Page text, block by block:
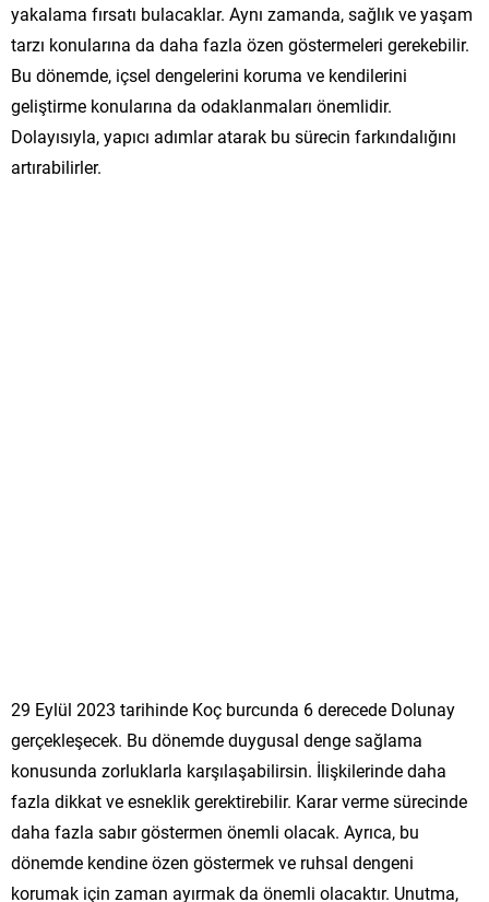
yakalama fırsatı bulacaklar. Aynı zamanda, sağlık ve yaşam
tarzı konularına da daha fazla özen göstermeleri gerekebilir.
Bu dönemde, içsel dengelerini koruma ve kendilerini
geliştirme konularına da odaklanmaları önemlidir.
Dolayısıyla, yapıcı adımlar atarak bu sürecin farkındalığını
artırabilirler.
29 Eylül 2023 tarihinde Koç burcunda 6 derecede Dolunay
gerçekleşecek. Bu dönemde duygusal denge sağlama
konusunda zorluklarla karşılaşabilirsin. İlişkilerinde daha
fazla dikkat ve esneklik gerektirebilir. Karar verme sürecinde
daha fazla sabır göstermen önemli olacak. Ayrıca, bu
dönemde kendine özen göstermek ve ruhsal dengeni
korumak için zaman ayırmak da önemli olacaktır. Unutma,